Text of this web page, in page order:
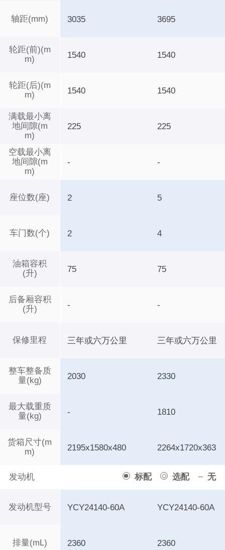
轴距(mm)
轮距(前)(m
m)
轮距(后)(m
m)
满载最小离
地间隙(m
m)
空载最小离
地间隙(m
m)
座位数(座)
车门数(个)
油箱容积
(升)
后备厢容积
(升)
保修里程
整车整备质
量(kg)
最大载重质
量(kg)
货箱尺寸(m
m)
发动机 标配 选配 无
发动机型号
排量(mL)
3035 3695
1540 1540
1540 1540
225 225
- -
2 5
2 4
75 75
- -
三年或六万公里 三年或六万公里
2030 2330
- 1810
2195x1580x480 2264x1720x363
YCY24140-60A YCY24140-60A
2360 2360